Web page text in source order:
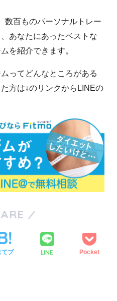
数百ものパーソナルトレー
あなたにあったベストな
を紹介できます。
ってどんなところがある
方は↓のリンクからLINEの
てブ LINE Pocket